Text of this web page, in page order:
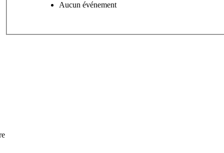
Aucun événement